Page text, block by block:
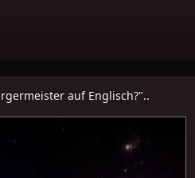
auf Englisch?"..